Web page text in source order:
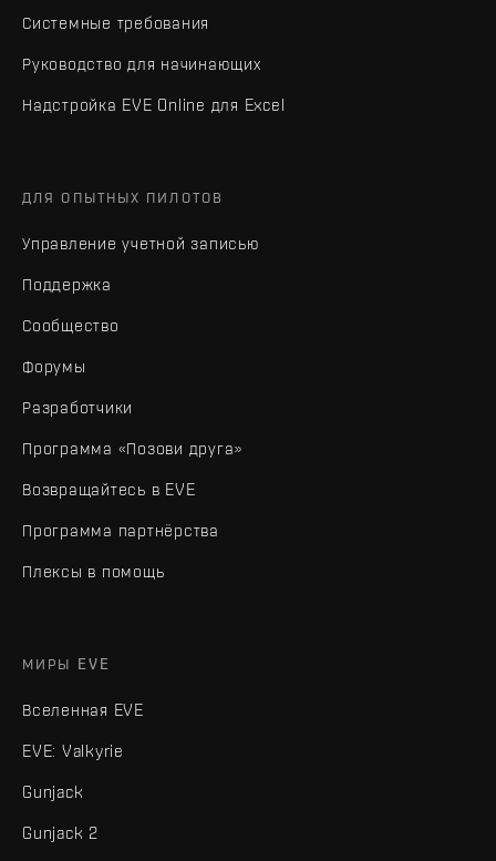
Системные требования
Руководство для начинающих
Надстройка EVE Online для Excel
ДЛЯ ОПЫТНЫХ ПИЛОТОВ
Управление учетной записью
Поддержка
Сообщество
Форумы
Разработчики
Программа «Позови друга»
Возвращайтесь в EVE
Программа партнёрства
Плексы в помощь
МИРЫ EVE
Вселенная EVE
EVE: Valkyrie
Gunjack
Gunjack 2